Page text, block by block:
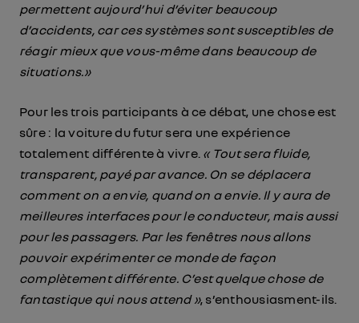
permettent aujourd’hui d’éviter beaucoup
d’accidents, car ces systèmes sont susceptibles de
réagir mieux que vous-même dans beaucoup de
situations.»
Pour les trois participants à ce débat, une chose est
sûre : la voiture du futur sera une expérience
totalement différente à vivre. « Tout sera fluide,
transparent, payé par avance. On se déplacera
comment on a envie, quand on a envie. Il y aura de
meilleures interfaces pour le conducteur, mais aussi
pour les passagers. Par les fenêtres nous allons
pouvoir expérimenter ce monde de façon
complètement différente. C’est quelque chose de
fantastique qui nous attend », s’enthousiasment-ils.